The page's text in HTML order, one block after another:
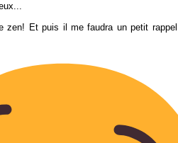
zen! Et puis il me faudra un petit